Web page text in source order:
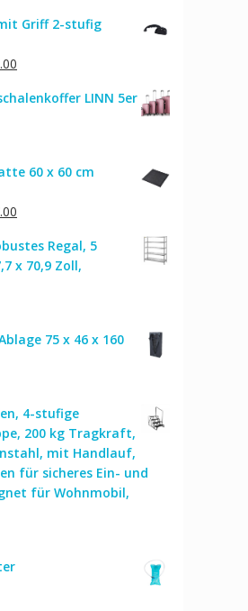
Griff 2-stufig
ist:
LINN 5er
60 x 60 cm
ist:
CHF 27.00.
Regal, 5
x 70,9 Zoll,
75 x 46 x 160
4-stufige
200 kg Tragkraft,
mit Handlauf,
für sicheres Ein- und
für Wohnmobil,